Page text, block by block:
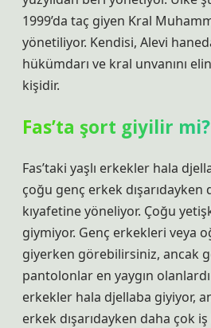
1999’da taç giyen Kral
yönetiliyor. Kendisi, Alevi
hükümdarı ve kral unvanını
kişidir.
Fas’ta şort giyilir mi?
Fas’taki yaşlı erkekler hala
çoğu genç erkek dışarıdayken
kıyafetine yöneliyor. Çoğu
giymiyor. Genç erkekleri veya
giyerken görebilirsiniz, ancak
pantolonlar en yaygın
erkekler hala djellaba giyiyor,
erkek dışarıdayken daha çok